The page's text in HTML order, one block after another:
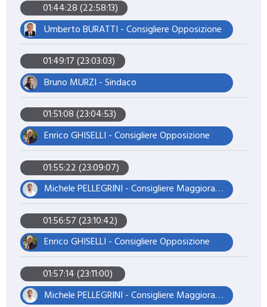
01:44:28 (22:58:13)
Umberto BURATTI - Consigliere Opposizione
01:49:17 (23:03:03)
Bruno MURZI - Sindaco
01:51:08 (23:04:53)
Enrico GHISELLI - Consigliere Opposizione
01:55:22 (23:09:07)
Michele PELLEGRINI - Consigliere Maggioranza – Presidente del Consiglio
01:56:57 (23:10:42)
Enrico GHISELLI - Consigliere Opposizione
01:57:14 (23:11:00)
Michele PELLEGRINI - Consigliere Maggioranza – Presidente del Consiglio